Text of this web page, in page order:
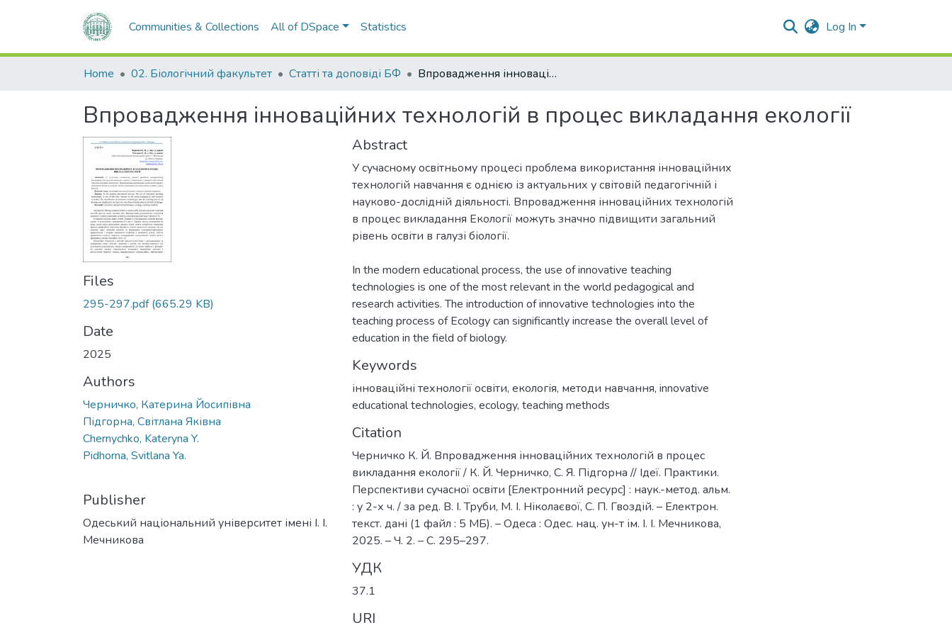
Communities & Collections All of DSpace Statistics Log In
Home 02. Біологічний факультет Статті та доповіді БФ Впровадження інноваційних технологій в процес викладання екології
Впровадження інноваційних технологій в процес викладання екології
Files
295-297.pdf(665.29 KB)
Date
2025
Authors
Черничко, Катерина Йосипівна
Підгорна, Світлана Яківна
Chernychko, Kateryna Y.
Pidhorna, Svitlana Ya.
Publisher
Одеський національний університет імені І. І.
Мечникова
Abstract
У сучасному освітньому процесі проблема використання інноваційних
технологій навчання є однією із актуальних у світовій педагогічній і
науково-дослідній діяльності. Впровадження інноваційних технологій
в процес викладання Екології можуть значно підвищити загальний
In the modern educational process, the use of innovative teaching
technologies is one of the most relevant in the world pedagogical and
research activities. The introduction of innovative technologies into the
teaching process of Ecology can significantly increase the overall level of
education in the field of biology.
Keywords
інноваційні технології освіти, екологія, методи навчання, innovative
educational technologies, ecology, teaching methods
Citation
Черничко К. Й. Впровадження інноваційних технологій в процес
викладання екології / К. Й. Черничко, С. Я. Підгорна // Ідеї. Практики.
Перспективи сучасної освіти [Електронний ресурс] : наук.-метод. альм.
: у 2-х ч. / за ред. В. І. Труби, М. І. Ніколаєвої, С. П. Гвоздій. – Електрон.
текст. дані (1 файл : 5 МБ). – Одеса : Одес. нац. ун-т ім. І. І. Мечникова,
2025. – Ч. 2. – С. 295–297.
УДК
37.1
URI